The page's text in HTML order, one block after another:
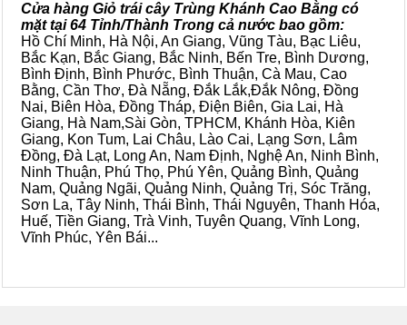
Cửa hàng Giỏ trái cây Trùng Khánh Cao Bằng có
mặt tại 64 Tỉnh/Thành Trong cả nước bao gồm:
Hồ Chí Minh, Hà Nội, An Giang, Vũng Tàu, Bạc Liêu,
Bắc Kạn, Bắc Giang, Bắc Ninh, Bến Tre, Bình Dương,
Bình Định, Bình Phước, Bình Thuận, Cà Mau, Cao
Bằng, Cần Thơ, Đà Nẵng, Đắk Lắk,Đắk Nông, Đồng
Nai, Biên Hòa, Đồng Tháp, Điện Biên, Gia Lai, Hà
Giang, Hà Nam,Sài Gòn, TPHCM, Khánh Hòa, Kiên
Giang, Kon Tum, Lai Châu, Lào Cai, Lạng Sơn, Lâm
Đồng, Đà Lạt, Long An, Nam Định, Nghệ An, Ninh Bình,
Ninh Thuận, Phú Thọ, Phú Yên, Quảng Bình, Quảng
Nam, Quảng Ngãi, Quảng Ninh, Quảng Trị, Sóc Trăng,
Sơn La, Tây Ninh, Thái Bình, Thái Nguyên, Thanh Hóa,
Huế, Tiền Giang, Trà Vinh, Tuyên Quang, Vĩnh Long,
Vĩnh Phúc, Yên Bái...